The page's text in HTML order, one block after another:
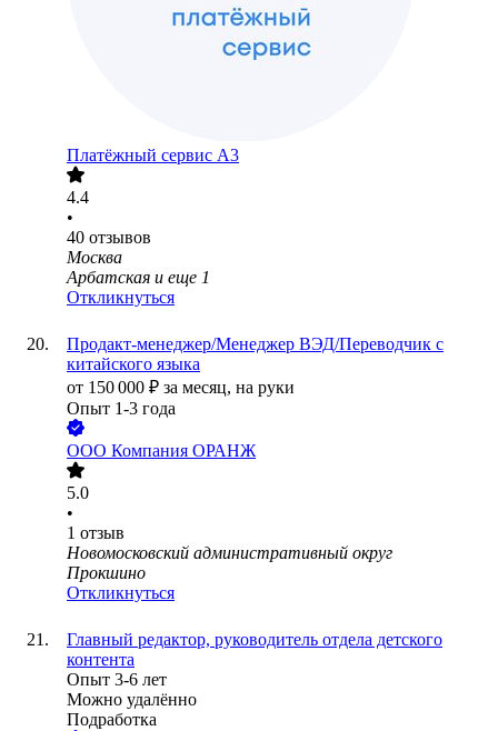
Платёжный сервис А3
4.4
•
40 отзывов
Москва
Арбатская и еще 1
Откликнуться
Продакт-менеджер/Менеджер ВЭД/Переводчик с
китайского языка
от 150 000 ₽ за месяц, на руки
Опыт 1-3 года
ООО Компания ОРАНЖ
5.0
•
1 отзыв
Новомосковский административный округ
Прокшино
Откликнуться
Главный редактор, руководитель отдела детского
контента
Опыт 3-6 лет
Можно удалённо
Подработка